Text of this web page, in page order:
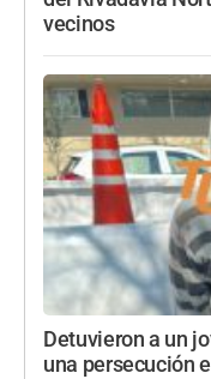
vecinos
Detuvieron a un
una persecución